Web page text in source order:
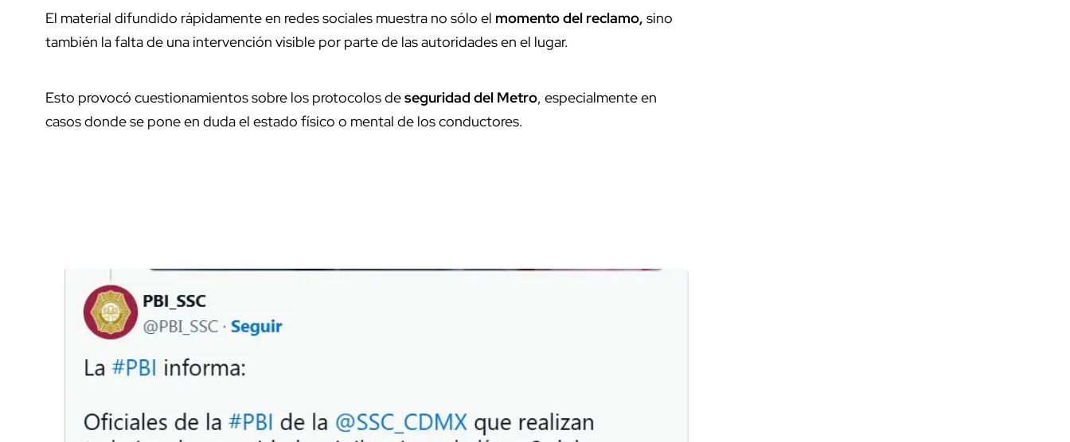
El material difundido rápidamente en redes sociales muestra no sólo el momento del reclamo, sino
también la falta de una intervención visible por parte de las autoridades en el lugar.
Esto provocó cuestionamientos sobre los protocolos deseguridad del Metro, especialmente en
casos donde se pone en duda el estado físico o mental de los conductores.